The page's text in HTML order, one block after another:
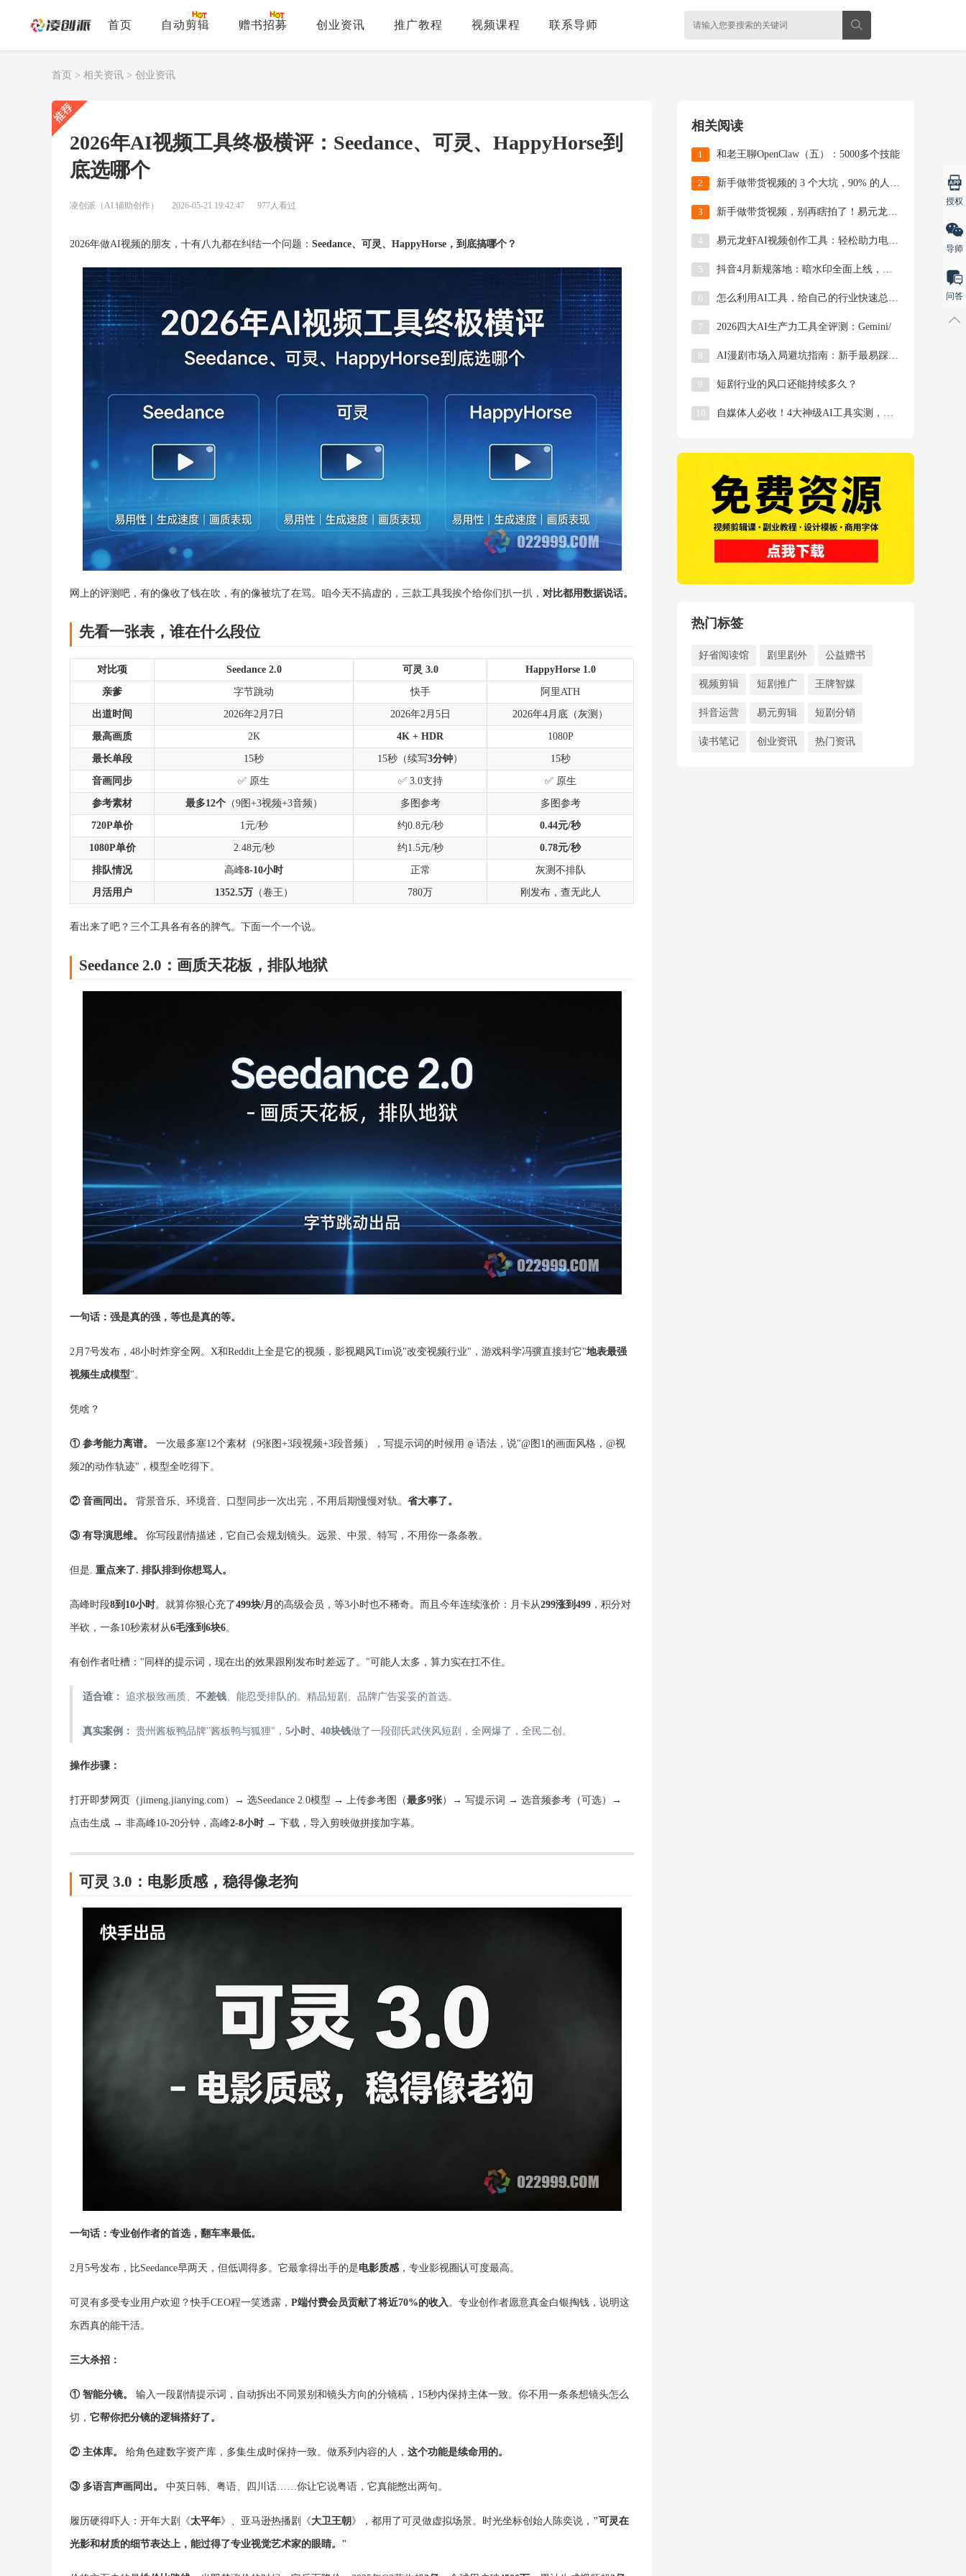
首页 自动剪辑 赠书招募 创业资讯 推广教程 视频课程 联系导师
首页 > 相关资讯 > 创业资讯
2026年AI视频工具终极横评：Seedance、可灵、HappyHorse到
底选哪个
凌创派（AI 辅助创作） 2026-05-21 19:42:47 977人看过
2026年做AI视频的朋友，十有八九都在纠结一个问题： Seedance、可灵、HappyHorse，到底搞哪个？
网上的评测吧，有的像收了钱在吹，有的像被坑了在骂。咱今天不搞虚的，三款工具我挨个给你们扒一扒， 对比都用数据说话。
先看一张表，谁在什么段位
对比项 Seedance 2.0 可灵 3.0 HappyHorse 1.0
亲爹 字节跳动 快手 阿里ATH
出道时间 2026年2月7日 2026年2月5日 2026年4月底（灰测）
最高画质 2K 4K + HDR 1080P
最长单段 15秒 15秒（续写3分钟） 15秒
音画同步 ✅ 原生 ✅ 3.0支持 ✅ 原生
参考素材 最多12个（9图+3视频+3音频） 多图参考 多图参考
720P单价 1元/秒 约0.8元/秒 0.44元/秒
1080P单价 2.48元/秒 约1.5元/秒 0.78元/秒
排队情况 高峰8-10小时 正常 灰测不排队
月活用户 1352.5万（卷王） 780万 刚发布，查无此人
看出来了吧？三个工具各有各的脾气。下面一个一个说。
Seedance 2.0：画质天花板，排队地狱
一句话：强是真的强，等也是真的等。
2月7号发布，48小时炸穿全网。X和Reddit上全是它的视频，影视飓风Tim说"改变视频行业"，游戏科学冯骥直接封它"地表最强
视频生成模型"。
凭啥？
① 参考能力离谱。 一次最多塞12个素材（9张图+3段视频+3段音频），写提示词的时候用 @ 语法，说"@图1的画面风格，@视
频2的动作轨迹"，模型全吃得下。
② 音画同出。 背景音乐、环境音、口型同步一次出完，不用后期慢慢对轨。 省大事了。
③ 有导演思维。 你写段剧情描述，它自己会规划镜头。远景、中景、特写，不用你一条条教。
但是. 重点来了. 排队排到你想骂人。
高峰时段8到10小时。就算你狠心充了499块/月 的高级会员，等3小时也不稀奇。而且今年连续涨价：月卡从299涨到499 ，积分对
半砍，一条10秒素材从6毛涨到6块6。
有创作者吐槽："同样的提示词，现在出的效果跟刚发布时差远了。"可能人太多，算力实在扛不住。
适合谁： 追求极致画质、 不差钱、能忍受排队的。精品短剧、品牌广告妥妥的首选。
真实案例： 贵州酱板鸭品牌"酱板鸭与狐狸"， 5小时、40块钱做了一段邵氏武侠风短剧，全网爆了，全民二创。
操作步骤：
打开即梦网页（jimeng.jianying.com）→ 选Seedance 2.0模型 → 上传参考图（最多9张）→ 写提示词 → 选音频参考（可选）→
点击生成 → 非高峰10-20分钟，高峰2-8小时 → 下载，导入剪映做拼接加字幕。
可灵 3.0：电影质感，稳得像老狗
一句话：专业创作者的首选，翻车率最低。
2月5号发布，比Seedance早两天，但低调得多。它最拿得出手的是电影质感 ，专业影视圈认可度最高。
可灵有多受专业用户欢迎？快手CEO程一笑透露， P端付费会员贡献了将近70%的收入。专业创作者愿意真金白银掏钱，说明这
东西真的能干活。
三大杀招：
① 智能分镜。 输入一段剧情提示词，自动拆出不同景别和镜头方向的分镜稿，15秒内保持主体一致。你不用一条条想镜头怎么
切， 它帮你把分镜的逻辑搭好了。
② 主体库。 给角色建数字资产库，多集生成时保持一致。做系列内容的人， 这个功能是续命用的。
③ 多语言声画同出。 中英日韩、粤语、四川话……你让它说粤语，它真能憋出两句。
履历硬得吓人：开年大剧《太平年》、亚马逊热播剧《大卫王朝 》，都用了可灵做虚拟场景。时光坐标创始人陈奕说， "可灵在
光影和材质的细节表达上，能过得了专业视觉艺术家的眼睛。"
相关阅读
1 和老王聊OpenClaw（五）：5000多个技能
2 新手做带货视频的 3 个大坑，90% 的人都踩过
3 新手做带货视频，别再瞎拍了！易元龙虾AI帮你0基
4 易元龙虾AI视频创作工具：轻松助力电商带货达人实
5 抖音4月新规落地：暗水印全面上线，搬运混剪商家将
6 怎么利用AI工具，给自己的行业快速总结爆款选题？
7 2026四大AI生产力工具全评测：Gemini/
8 AI漫剧市场入局避坑指南：新手最易踩雷的三大禁区
9 短剧行业的风口还能持续多久？
10 自媒体人必收！4大神级AI工具实测，工作效率提升
热门标签
好省阅读馆 剧里剧外 公益赠书
视频剪辑 短剧推广 王牌智媒
抖音运营 易元剪辑 短剧分销
读书笔记 创业资讯 热门资讯
授权
导师
问答